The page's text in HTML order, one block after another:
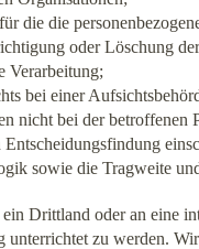
die die
oder Löschung
Verarbeitung;
bei einer
nicht bei der
Entscheidungsfindung
sowie die Tragweite
ein Drittland oder an eine
zu werden.